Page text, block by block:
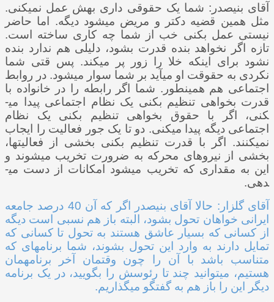
آقای بنی­صدر: شما یک حقوقی داری بهش عمل نمی­کنی.
مثل همین قضیه دکتر و مریض می­شود دیگه. اما حاضر
نیستی عمل بکنی خب از شما چه کاری ساخته است.
تازه اگر نخواهد بنده قدرت بشود، دلیلی هم ندارد بنده
نشود برای اینکه خلا را زور پر می­کند. پس قتی شما
نکردی به حقوقت او می­آید بر شما سوار می­شود. در روابط
اجتماعی هم همینطور. شما اگر رابطه را در خانواده با
قدرت بخواهی تنظیم بکنی یک نظام اجتماعی پیدا می­
کنی، اگر با حقوق بخواهی تنظیم بکنی یک نظام
اجتماعی دیگه پیدا می­کنی. دو تا یک جور فعالیت را ایجاب
نمی­کنند. اگر با قدرت تنظیم بکنی بخشی از فعالیت­ها،
بخشی از نیروهای محرکه به ضرورت تخریب می­شوند و
این به مقداری که تخریب می­شود امکانات از دست می­
دهی.
آقای گلزار: حالا آقای بنی­صدر اگر که آن 40 درصد جامعه
ایرانی خواهان تحول بشود، البته باز هم نسبی است دیگه
از کسانی که بسیار عاشق هستند به تحول تا کسانی که
تمایل دارند به وارد این تحول بشوند، شما برنامه­ای که
متناسب باشد با آن را چون وقت­مان آخر برنامه­مان
هستیم، می­توانید چند تا رئوسش را بگویید، در یک برنامه
دیگر این را باز هم به گفتگو می­گذاریم.